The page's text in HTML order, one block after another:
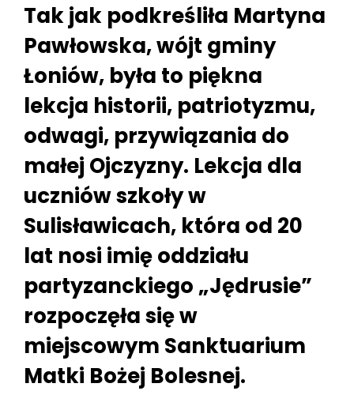
Tak jak podkreśliła Martyna
Pawłowska, wójt gminy
Łoniów, była to piękna
lekcja historii, patriotyzmu,
odwagi, przywiązania do
małej Ojczyzny. Lekcja dla
uczniów szkoły w
Sulisławicach, która od 20
lat nosi imię oddziału
partyzanckiego „Jędrusie”
rozpoczęła się w
miejscowym Sanktuarium
Matki Bożej Bolesnej.